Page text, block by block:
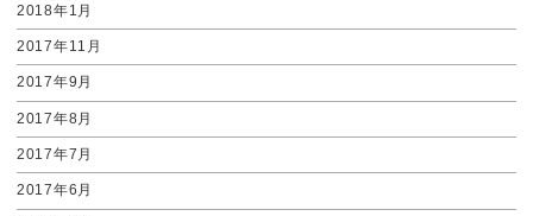
2018年1月
2017年11月
2017年9月
2017年8月
2017年7月
2017年6月